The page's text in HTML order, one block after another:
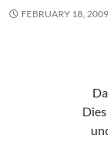
FEBRUARY 18, 2009